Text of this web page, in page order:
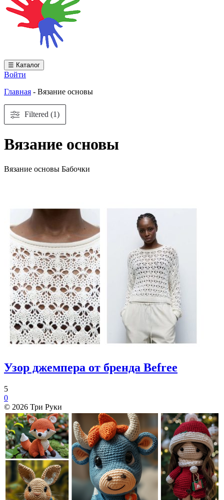
☰ Каталог
Войти
Главная - Вязание основы
Filtered (1)
Вязание основы
Вязание основы Бабочки
Узор джемпера от бренда Befree
5
0
© 2026 Три Руки